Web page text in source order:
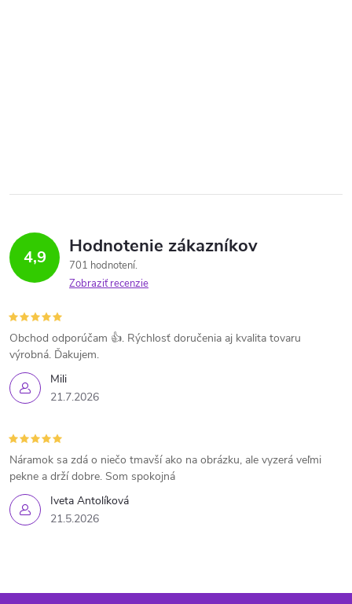
4,9 Hodnotenie zákazníkov
701 hodnotení
Zobraziť recenzie
Mili
21.7.2026
Obchod odporúčam 👍. Rýchlosť doručenia aj kvalita tovaru
výrobná. Ďakujem.
Iveta Antolíková
21.5.2026
Náramok sa zdá o niečo tmavší ako na obrázku, ale vyzerá veľmi
pekne a drží dobre. Som spokojná